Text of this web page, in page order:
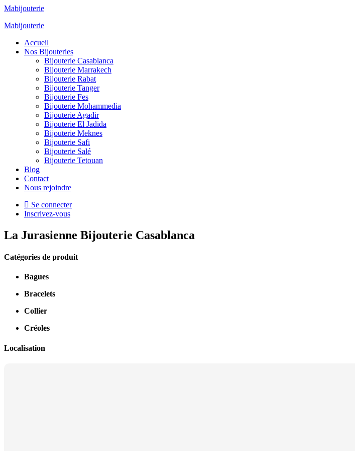
Mabijouterie
Mabijouterie
Accueil
Nos Bijouteries
Bijouterie Casablanca
Bijouterie Marrakech
Bijouterie Rabat
Bijouterie Tanger
Bijouterie Fes
Bijouterie Mohammedia
Bijouterie Agadir
Bijouterie El Jadida
Bijouterie Meknes
Bijouterie Safi
Bijouterie Salé
Bijouterie Tetouan
Blog
Contact
Nous rejoindre
Se connecter
Inscrivez-vous
La Jurasienne Bijouterie Casablanca
Catégories de produit
Bagues
Bracelets
Collier
Créoles
Localisation